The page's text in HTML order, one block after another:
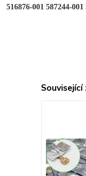
516876-001 587244-
Související